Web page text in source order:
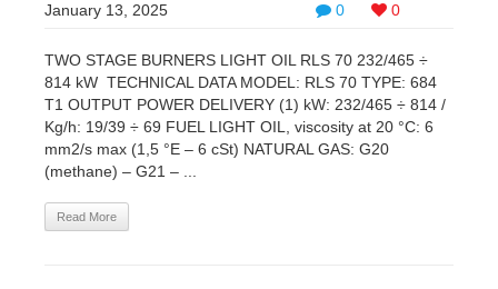
0 0
January 13, 2025
TWO STAGE BURNERS LIGHT OIL RLS 70 232/465 ÷
814 kW TECHNICAL DATA MODEL: RLS 70 TYPE: 684
T1 OUTPUT POWER DELIVERY (1) kW: 232/465 ÷ 814 /
Kg/h: 19/39 ÷ 69 FUEL LIGHT OIL, viscosity at 20 °C: 6
mm2/s max (1,5 °E – 6 cSt) NATURAL GAS: G20
(methane) – G21 – ...
Read More